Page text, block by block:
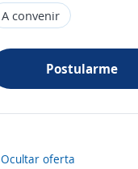
A convenir
Postularme
Ocultar oferta